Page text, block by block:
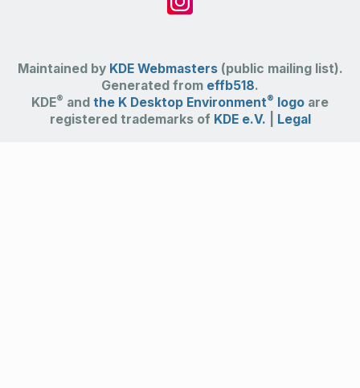
Maintained by KDE Webmasters(public mailing list).
Generated from effb518.
KDE® and the K Desktop Environment® logo are
registered trademarks of KDE e.V. Legal